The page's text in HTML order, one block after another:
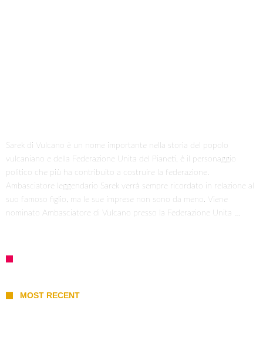
Sarek di Vulcano è un nome importante nella storia del popolo
vulcaniano e della Federazione Unita del Pianeti, è il personaggio
politico che più ha contribuito a costruire la federazione.
Ambasciatore leggendario Sarek verrà sempre ricordato in relazione al
suo famoso figlio, ma le sue imprese non sono da meno. Viene
nominato Ambasciatore di Vulcano presso la Federazione Unita …
MOST RECENT